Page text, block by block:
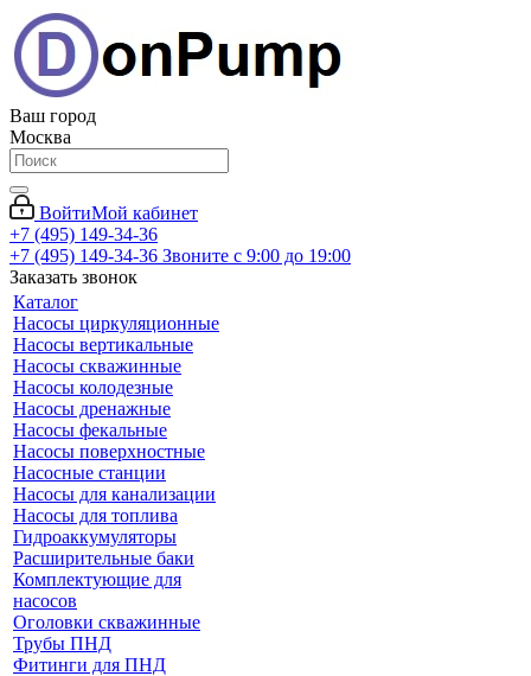
Ваш город
Москва
ВойтиМой кабинет
+7 (495) 149-34-36
+7 (495) 149-34-36 Звоните с 9:00 до 19:00
Заказать звонок
Каталог
Насосы циркуляционные
Насосы вертикальные
Насосы скважинные
Насосы колодезные
Насосы дренажные
Насосы фекальные
Насосы поверхностные
Насосные станции
Насосы для канализации
Насосы для топлива
Гидроаккумуляторы
Расширительные баки
Комплектующие для
насосов
Оголовки скважинные
Трубы ПНД
Фитинги для ПНД